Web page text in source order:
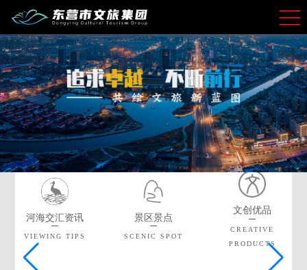
河海交汇资讯
VIEWING TIPS
景区景点
SCENIC SPOT
文创优品
CREATIVE
PRODUCTS